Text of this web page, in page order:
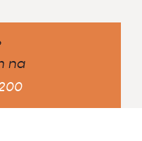
na